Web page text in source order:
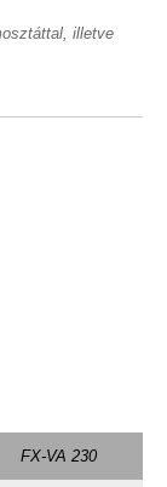
illetve
FX-VA 230